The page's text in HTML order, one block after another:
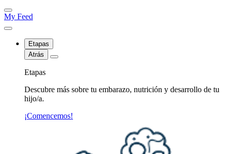
My Feed
Etapas
Atrás
Etapas
Descubre más sobre tu embarazo, nutrición y desarrollo de tu
hijo/a.
¡Comencemos!